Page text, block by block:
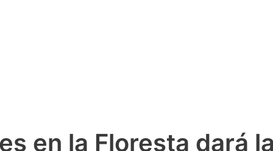
en la Floresta dará